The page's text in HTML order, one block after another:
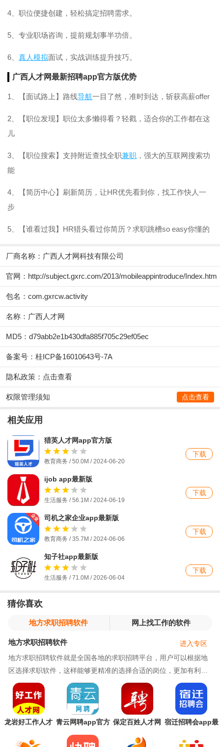
4、职位便捷创建，轻松搞定招聘需求。
5、专业职场咨询，提前规划事半功倍。
6、 真人模拟面试，实战训练提升技巧。
广西人才网最新招聘app官方版优势
1、【面试路上】路线导航一目了然，准时到达，斩获高薪offer
2、【职位发现】职位太多懒得看？轻戳，适合你的工作都在这
儿
3、【职位搜索】支持附近查找全职兼职 ，强大的互联网搜索功
能
4、【简历中心】刷新简历，让HR优先看到你，找工作快人一
步
5、【谁看过我】HR猎头看过你简历？求职跳槽so easy你懂的
厂商名称： 广西人才网科技有限公司
官网： http://subject.gxrc.com/2013/mobileappintroduce/Index.htm
包名：com.gxrcw.activity
名称：广西人才网
MD5：d79abb2e1b430dfa885f705c29ef05ec
备案号：桂ICP备16010643号-7A
隐私政策： 点击查看
权限管理须知 点击查看
相关应用
猎英人才网app官方版
教育商务 / 50.0M / 2024-06-20
下载
ijob app最新版
生活服务 / 56.1M / 2024-06-19
下载
司机之家企业app最新版
教育商务 / 35.7M / 2024-06-06
下载
知子社app最新版
生活服务 / 71.0M / 2026-06-04
下载
猜你喜欢
地方求职招聘软件 网上找工作的软件
地方求职招聘软件
地方求职招聘软件就是全国各地的求职招聘平台，用户可以根据地
区选择求职软件，这样能够更精准的选择合适的岗位，更加有利于
求职方和招聘方的双方需求，软件支持当地语言、
进入专区
龙岩好工作人才 青云网聘app官方 保定百姓人才网 宿迁招聘会app最